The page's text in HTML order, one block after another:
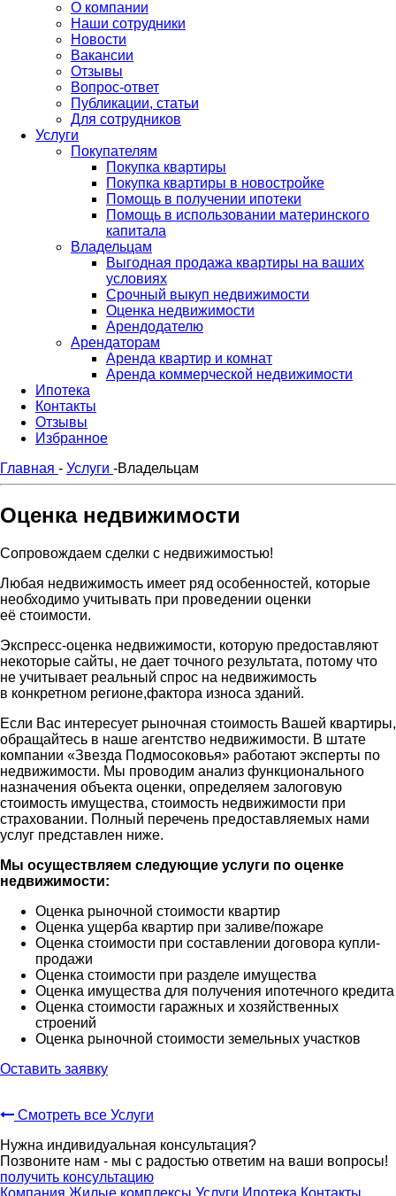
О компании
Наши сотрудники
Новости
Вакансии
Отзывы
Вопрос-ответ
Публикации, статьи
Для сотрудников
Услуги
Покупателям
Покупка квартиры
Покупка квартиры в новостройке
Помощь в получении ипотеки
Помощь в использовании материнского
капитала
Владельцам
Выгодная продажа квартиры на ваших
условиях
Срочный выкуп недвижимости
Оценка недвижимости
Арендодателю
Арендаторам
Аренда квартир и комнат
Аренда коммерческой недвижимости
Ипотека
Контакты
Отзывы
Избранное
Главная - Услуги -Владельцам
Оценка недвижимости
Сопровождаем сделки с недвижимостью!
Любая недвижимость имеет ряд особенностей, которые
необходимо учитывать при проведении оценки
её стоимости.
Экспресс-оценка недвижимости, которую предоставляют
некоторые сайты, не дает точного результата, потому что
не учитывает реальный спрос на недвижимость
в конкретном регионе,фактора износа зданий.
Если Вас интересует рыночная стоимость Вашей квартиры,
обращайтесь в наше агентство недвижимости. В штате
компании «Звезда Подмосоковья» работают эксперты по
недвижимости. Мы проводим анализ функционального
назначения объекта оценки, определяем залоговую
стоимость имущества, стоимость недвижимости при
страховании. Полный перечень предоставляемых нами
услуг представлен ниже.
Мы осуществляем следующие услуги по оценке
недвижимости:
Оценка рыночной стоимости квартир
Оценка ущерба квартир при заливе/пожаре
Оценка стоимости при составлении договора купли-
продажи
Оценка стоимости при разделе имущества
Оценка имущества для получения ипотечного кредита
Оценка стоимости гаражных и хозяйственных
строений
Оценка рыночной стоимости земельных участков
Оставить заявку
Смотреть все Услуги
Нужна индивидуальная консультация?
Позвоните нам - мы с радостью ответим на ваши вопросы!
получить консультацию
Компания Жилые комплексы Услуги Ипотека Контакты